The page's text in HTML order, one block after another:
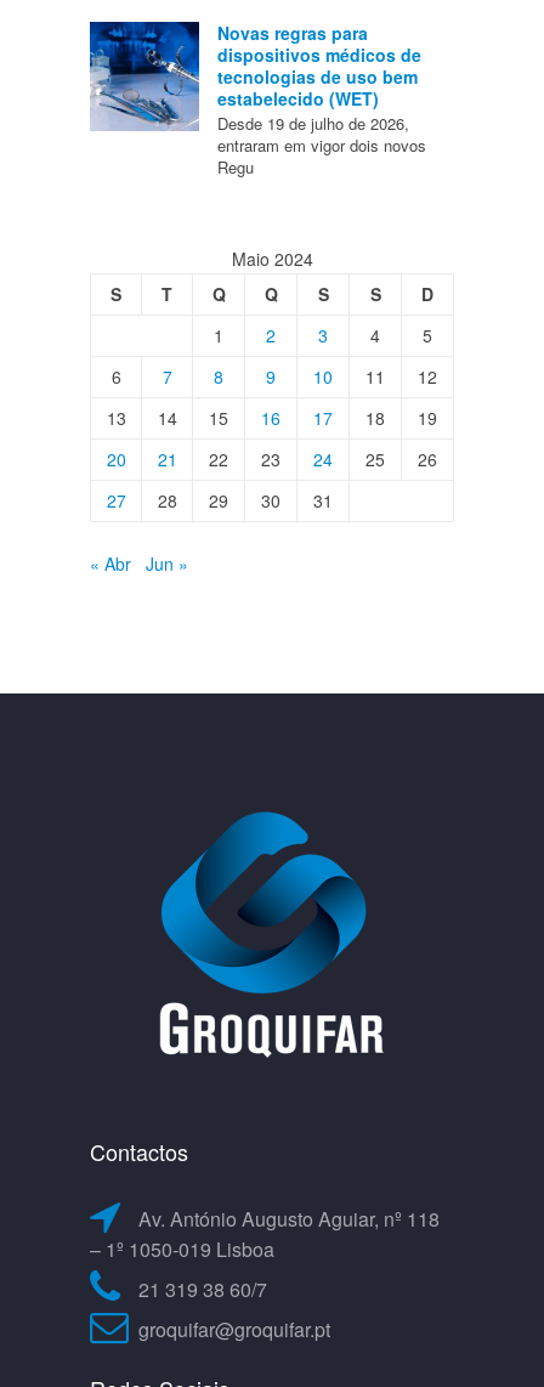
Novas regras para
dispositivos médicos de
tecnologias de uso bem
estabelecido (WET)
Desde 19 de julho de 2026,
entraram em vigor dois novos
Regu
Maio 2024
S
T Q Q S S
D
1
2 3 4
5
6
7 8 9 10 11
12
13
14 15 16 17 18
19
20
21 22 23 24 25
26
27
28 29 30 31
« Abr Jun »
Contactos
Av. António Augusto Aguiar, nº 118
– 1º 1050-019 Lisboa
21 319 38 60/7
groquifar@groquifar.pt